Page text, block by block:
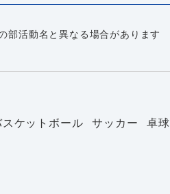
部活動名と異なる場合があります
ケットボール サッカー 卓球